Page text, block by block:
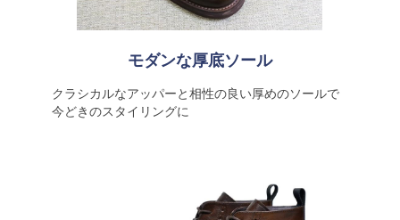
モダンな厚底ソール
クラシカルなアッパーと相性の良い厚めのソールで
今どきのスタイリングに